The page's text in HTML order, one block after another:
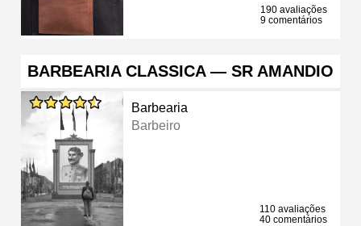
190 avaliações
9 comentários
BARBEARIA CLASSICA — SR AMANDIO
Barbearia
Barbeiro
110 avaliações
40 comentários